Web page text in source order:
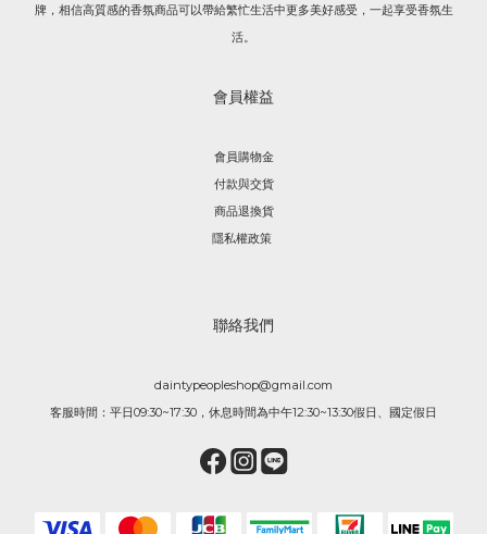
牌，相信高質感的香氛商品可以帶給繁忙生活中更多美好感受，一起享受香氛生
活。
會員權益
會員購物金
付款與交貨
商品退換貨
隱私權政策
聯絡我們
daintypeopleshop@gmail.com
客服時間：平日09:30~17:30，休息時間為中午12:30~13:30假日、國定假日